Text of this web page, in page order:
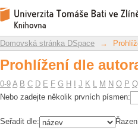
Prohlížení dle
Repozitář DSpace/Manakin
Domovská stránka DSpace →
Prohlížení dle
0-9 A B C D E F G H J K L M N O P Q
Nebo zadejte několik prvních písmen:
Seřadit dle: